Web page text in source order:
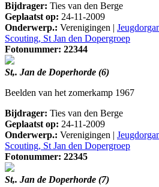
Bijdrager: Ties van den Berge
Geplaatst op: 24-11-2009
Onderwerp.: Verenigingen |
Scouting, St Jan den Dopergroep
Fotonummer: 22344
St,. Jan de Doperhorde (6)
Beelden van het zomerkamp 1967
Bijdrager: Ties van den Berge
Geplaatst op: 24-11-2009
Onderwerp.: Verenigingen |
Scouting, St Jan den Dopergroep
Fotonummer: 22345
St,. Jan de Doperhorde (7)